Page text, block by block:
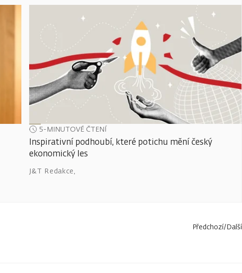
5-MINUTOVÉ ČTENÍ
Inspirativní podhoubí, které potichu mění český
ekonomický les
J&T Redakce,
Předchozí/Další